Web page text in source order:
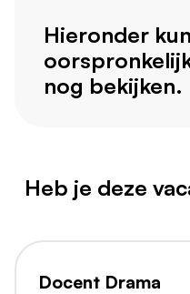
Hieronder
nog bekijken.
Heb je deze
Docent Drama